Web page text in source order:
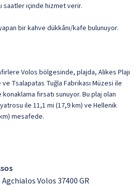
saatler içinde hizmet verir.
bir kahve dükkânı/kafe bulunuyor.
Volos bölgesinde, plajda, Alikes Plajı
Tsalapatas Tuğla Fabrikası Müzesi ile
fırsatı sunuyor. Bu plaj olan
ile 11,1 mi (17,9 km) ve Hellenik
mesafede.
Volos 37400 GR